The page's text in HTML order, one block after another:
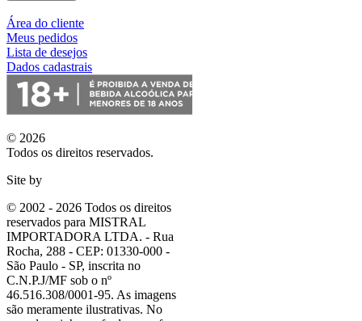
Área do cliente
Meus pedidos
Lista de desejos
Dados cadastrais
© 2026
Todos os direitos reservados.
Site by
© 2002 - 2026 Todos os direitos
reservados para MISTRAL
IMPORTADORA LTDA. - Rua
Rocha, 288 - CEP: 01330-000 -
São Paulo - SP, inscrita no
C.N.P.J/MF sob o nº
46.516.308/0001-95. As imagens
são meramente ilustrativas. No